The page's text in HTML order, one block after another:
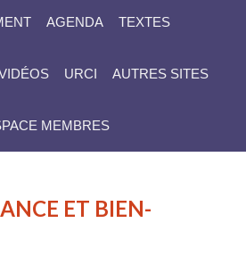
AGENDA TEXTES
URCI AUTRES SITES
MEMBRES
ET BIEN-